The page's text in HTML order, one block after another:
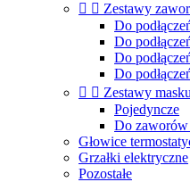
  Zestawy
Do
Do
Do
Do
  Zestawy
Pojedyncze
Do zaworów
Głowice
Grzałki elektryczne
Pozostałe